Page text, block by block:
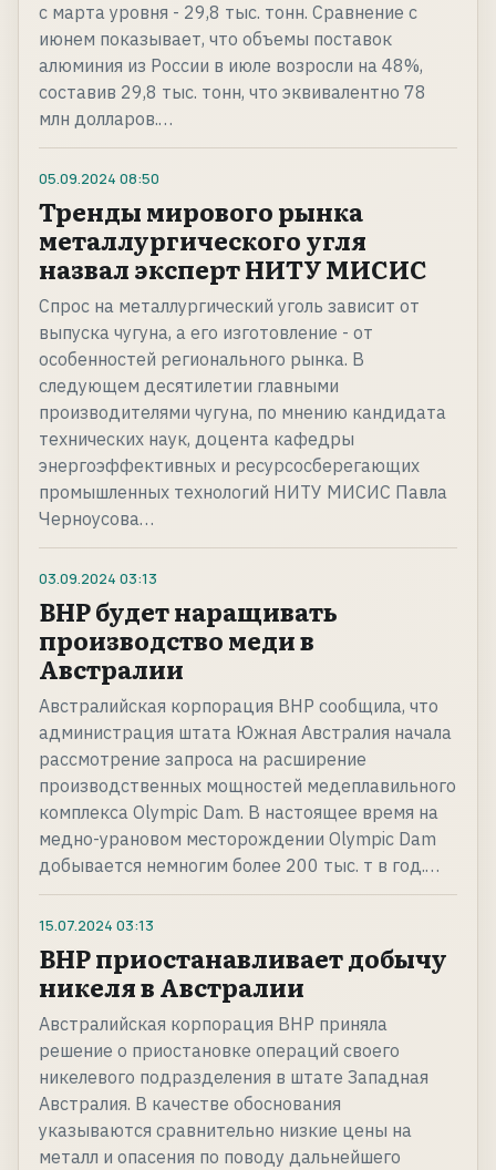
с марта уровня - 29,8 тыс. тонн. Сравнение с
июнем показывает, что объемы поставок
алюминия из России в июле возросли на 48%,
составив 29,8 тыс. тонн, что эквивалентно 78
млн долларов.…
05.09.2024 08:50
Тренды мирового рынка
металлургического угля
назвал эксперт НИТУ МИСИС
Спрос на металлургический уголь зависит от
выпуска чугуна, а его изготовление - от
особенностей регионального рынка. В
следующем десятилетии главными
производителями чугуна, по мнению кандидата
технических наук, доцента кафедры
энергоэффективных и ресурсосберегающих
промышленных технологий НИТУ МИСИС Павла
Черноусова…
03.09.2024 03:13
BHP будет наращивать
производство меди в
Австралии
Австралийская корпорация BHP сообщила, что
администрация штата Южная Австралия начала
рассмотрение запроса на расширение
производственных мощностей медеплавильного
комплекса Olympic Dam. В настоящее время на
медно-урановом месторождении Olympic Dam
добывается немногим более 200 тыс. т в год.…
15.07.2024 03:13
BHP приостанавливает добычу
никеля в Австралии
Австралийская корпорация BHP приняла
решение о приостановке операций своего
никелевого подразделения в штате Западная
Австралия. В качестве обоснования
указываются сравнительно низкие цены на
металл и опасения по поводу дальнейшего